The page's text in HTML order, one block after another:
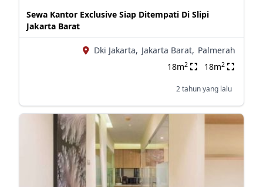
Sewa Kantor Exclusive Siap Ditempati Di Slipi
Jakarta Barat
Dki Jakarta, Jakarta Barat, Palmerah
18m2 18m2
2 tahun yang lalu